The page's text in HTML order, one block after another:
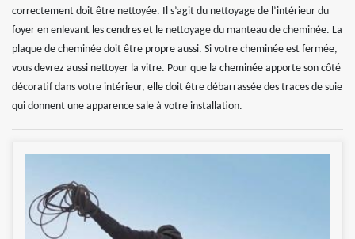
correctement doit être nettoyée. Il s’agit du nettoyage de l’intérieur du
foyer en enlevant les cendres et le nettoyage du manteau de cheminée. La
plaque de cheminée doit être propre aussi. Si votre cheminée est fermée,
vous devrez aussi nettoyer la vitre. Pour que la cheminée apporte son côté
décoratif dans votre intérieur, elle doit être débarrassée des traces de suie
qui donnent une apparence sale à votre installation.